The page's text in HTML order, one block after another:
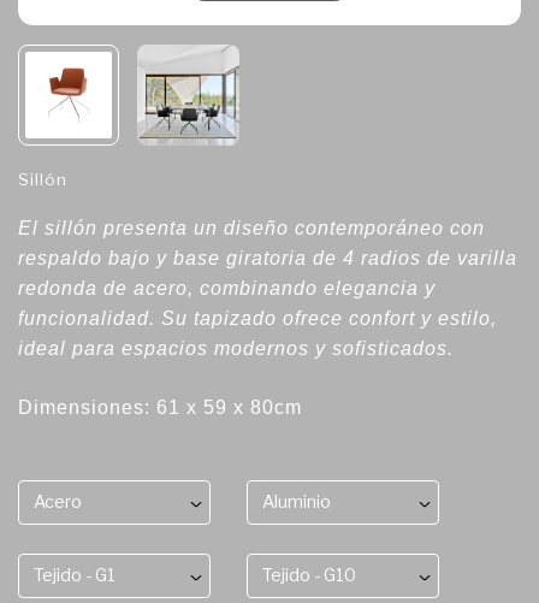
Sillón
El sillón presenta un diseño contemporáneo con
respaldo bajo y base giratoria de 4 radios de varilla
redonda de acero, combinando elegancia y
funcionalidad. Su tapizado ofrece confort y estilo,
ideal para espacios modernos y sofisticados.
Dimensiones: 61 x 59 x 80cm
Acero Aluminio
Tejido - G1 Tejido - G10